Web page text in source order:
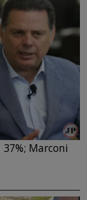
Marconi